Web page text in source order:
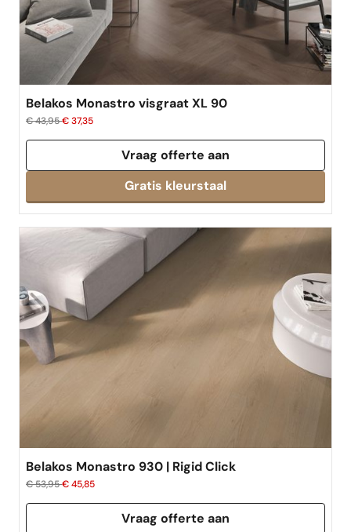
Belakos Monastro visgraat XL 90
€ 43,95€ 37,35
Vraag offerte aan
Gratis kleurstaal
Belakos Monastro 930 | Rigid Click
€ 53,95€ 45,85
Vraag offerte aan